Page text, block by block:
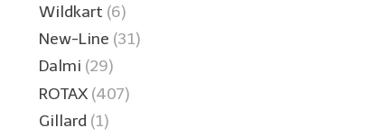
Wildkart (6)
New-Line (31)
Dalmi (29)
ROTAX (407)
Gillard (1)